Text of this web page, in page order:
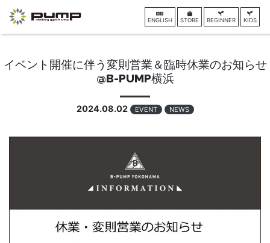
ENGLISH STORE BEGINNER KIDS
イベント開催に伴う変則営業＆臨時休業のお知らせ
@B-PUMP横浜
2024.08.02 EVENT NEWS